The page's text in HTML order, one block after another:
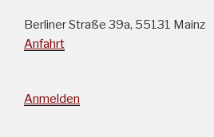
Berliner Straße 39a, 55131 Mainz
Anfahrt
Anmelden